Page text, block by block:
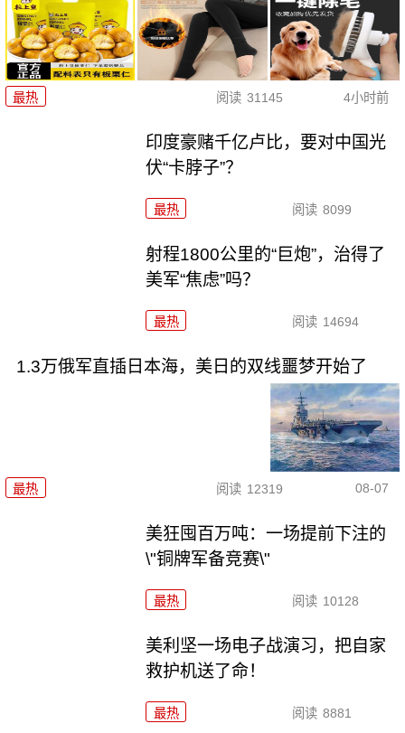
最热 阅读 31145 4小时前
印度豪赌千亿卢比，要对中国光
伏“卡脖子”？
最热 阅读 8099
射程1800公里的“巨炮”，治得了
美军“焦虑”吗？
最热 阅读 14694
1.3万俄军直插日本海，美日的双线噩梦开始了
最热 阅读 12319 08-07
美狂囤百万吨：一场提前下注的
\"铜牌军备竞赛\"
最热 阅读 10128
美利坚一场电子战演习，把自家
救护机送了命！
最热 阅读 8881